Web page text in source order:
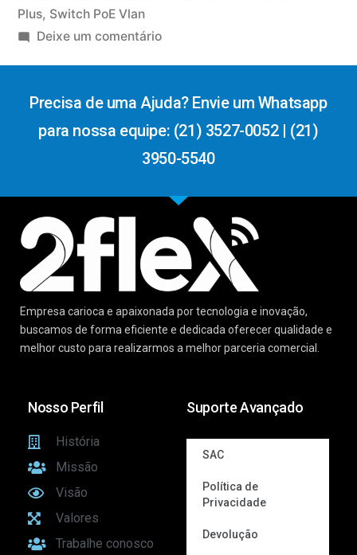
Plus, Switch PoE Vlan
Deixe um comentário
Precisa de uma Ajuda? Envie um Whatsapp
para nossa equipe: (21) 3527-0052 | (21)
3950-5540
Empresa carioca e apaixonada por tecnologia e inovação,
buscamos de forma eficiente e dedicada oferecer qualidade e
melhor custo para realizarmos a melhor parceria comercial.
Nosso Perfil
História
Missão
Visão
Valores
Trabalhe conosco
Suporte Avançado
SAC
Política de
Privacidade
Devolução